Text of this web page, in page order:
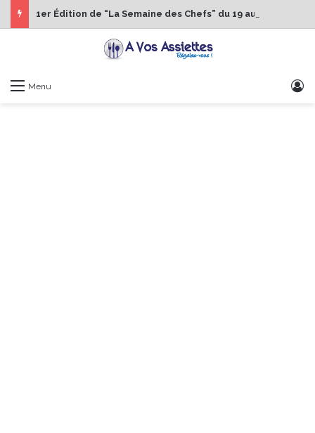
Menu